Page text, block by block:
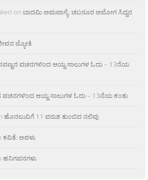
on ಬಾದಮಿ ಅಮವಾಸ್ಯೆ: ಚಬನೂರ ಅಮೋಗ ಸಿದ್ದನ
ಜ್ಯೋತಿ
ವಚನಗಳಿಂದ ಆಯ್ದ ಸಾಲುಗಳ ಓದು – 13ನೆಯ
ವಚನಗಳಿಂದ ಆಯ್ದ ಸಾಲುಗಳ ಓದು – 13ನೆಯ ಕಂತು
ಹೊನಲುವಿಗೆ 11 ವರುಶ ತುಂಬಿದ ನಲಿವು
ಕವಿತೆ: ಅವಳು
ಹನಿಗವನಗಳು